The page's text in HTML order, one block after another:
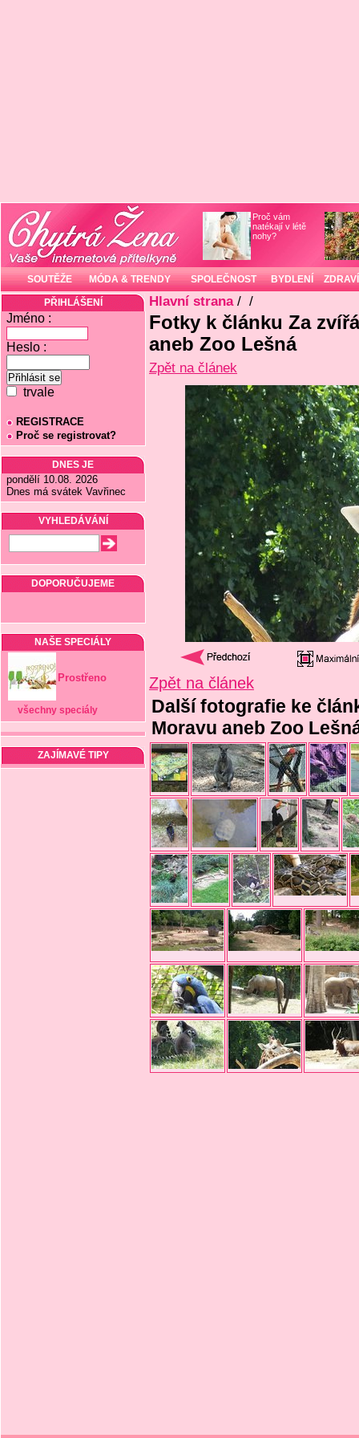
Proč vám
natékají v létě
nohy?
SOUTĚŽE MÓDA & TRENDY SPOLEČNOST BYDLENÍ ZDRAVÍ
PŘIHLÁŠENÍ
Jméno :
Heslo :
trvale
REGISTRACE
Proč se registrovat?
DNES JE
pondělí 10.08. 2026
Dnes má svátek Vavřinec
VYHLEDÁVÁNÍ
DOPORUČUJEME
NAŠE SPECIÁLY
Prostřeno
všechny speciály
ZAJÍMAVÉ TIPY
Hlavní strana/ /
Fotky k článku Za
aneb Zoo Lešná
Zpět na článek
Zpět na článek
Další fotografie ke
Moravu aneb Zoo